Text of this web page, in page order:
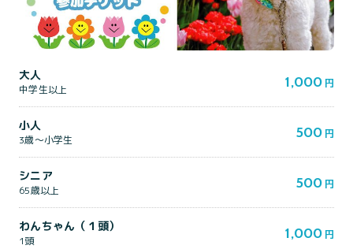
大人
中学生以上 1,000 円
小人
3歳～小学生 500 円
シニア
65歳以上 500 円
わんちゃん（１頭）
1頭 1,000 円